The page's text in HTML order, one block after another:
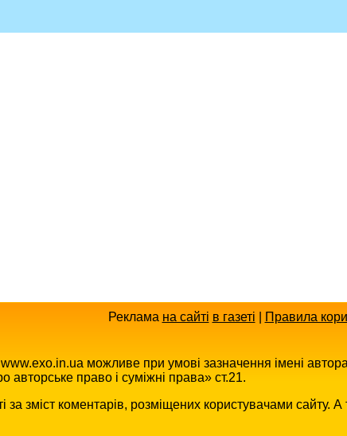
Реклама на сайті в газеті Правила
www.exo.in.ua можливе при умові зазначення імені
авторське право і суміжні права» ст.21.
за зміст коментарів, розміщених користувачами сайту.